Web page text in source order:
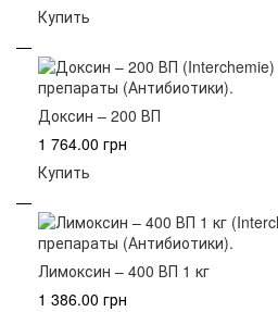
Купить
Доксин – 200 ВП
1 764.00 грн
Купить
Лимоксин – 400 ВП 1 кг
1 386.00 грн